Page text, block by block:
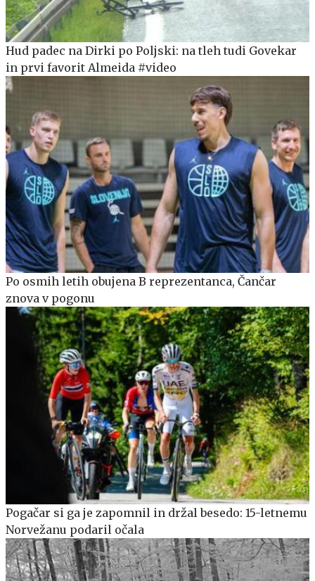
Hud padec na Dirki po Poljski: na tleh tudi Govekar
in prvi favorit Almeida #video
Po osmih letih obujena B reprezentanca, Čančar
znova v pogonu
Pogačar si ga je zapomnil in držal besedo: 15-letnemu
Norvežanu podaril očala